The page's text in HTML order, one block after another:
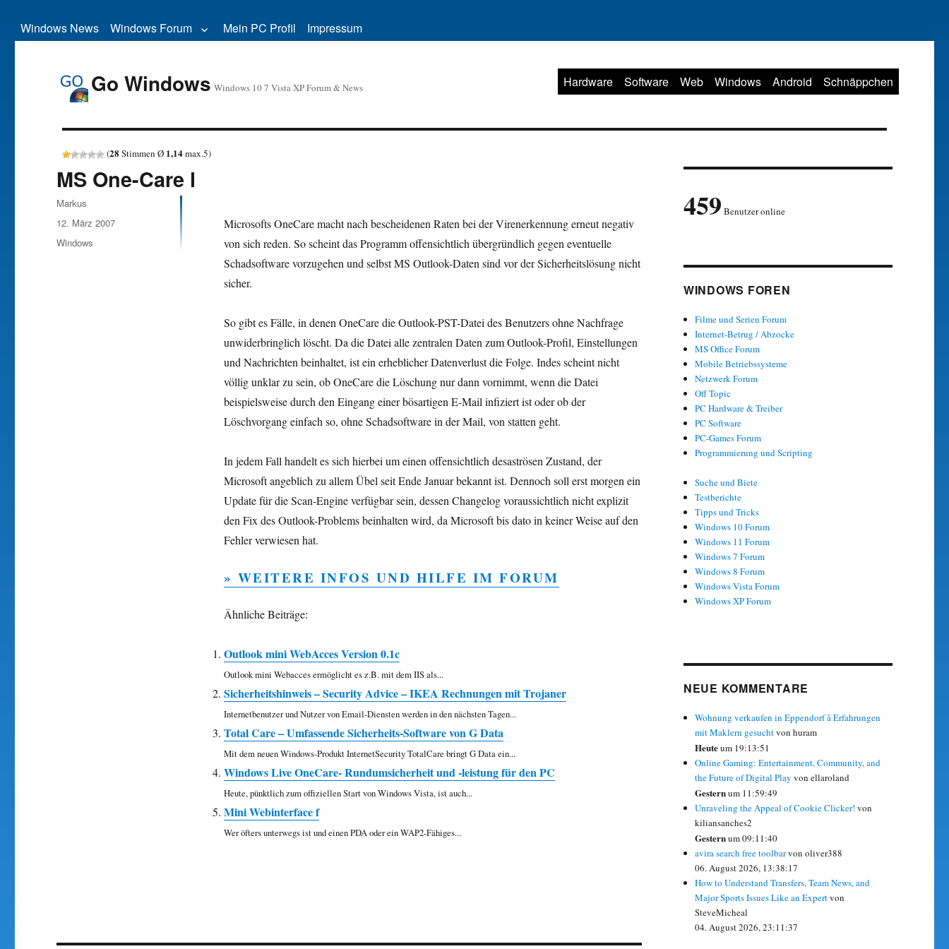
Windows News Windows Forum Mein PC Profil Impressum
Go Windows Windows 10 7 Vista XP Forum & News Hardware Software Web Windows Android Schnäppchen
(28 Stimmen Ø 1,14max.5)
MS One-Care l
Microsofts OneCare macht nach bescheidenen Raten bei der Virenerkennung erneut negativ
von sich reden. So scheint das Programm offensichtlich übergründlich gegen eventuelle
Schadsoftware vorzugehen und selbst MS Outlook-Daten sind vor der Sicherheitslösung nicht
sicher.
So gibt es Fälle, in denen OneCare die Outlook-PST-Datei des Benutzers ohne Nachfrage
unwiderbringlich löscht. Da die Datei alle zentralen Daten zum Outlook-Profil, Einstellungen
und Nachrichten beinhaltet, ist ein erheblicher Datenverlust die Folge. Indes scheint nicht
völlig unklar zu sein, ob OneCare die Löschung nur dann vornimmt, wenn die Datei
beispielsweise durch den Eingang einer bösartigen E-Mail infiziert ist oder ob der
Löschvorgang einfach so, ohne Schadsoftware in der Mail, von statten geht.
In jedem Fall handelt es sich hierbei um einen offensichtlich desaströsen Zustand, der
Microsoft angeblich zu allem Übel seit Ende Januar bekannt ist. Dennoch soll erst morgen ein
Update für die Scan-Engine verfügbar sein, dessen Changelog voraussichtlich nicht explizit
den Fix des Outlook-Problems beinhalten wird, da Microsoft bis dato in keiner Weise auf den
Fehler verwiesen hat.
» WEITERE INFOS UND HILFE IM FORUM
Ähnliche Beiträge:
Outlook mini WebAcces Version 0.1c
Outlook mini Webacces ermöglicht es z.B. mit dem IIS als...
Sicherheitshinweis – Security Advice – IKEA Rechnungen mit Trojaner
Internetbenutzer und Nutzer von Email-Diensten werden in den nächsten Tagen...
Total Care – Umfassende Sicherheits-Software von G Data
Mit dem neuen Windows-Produkt InternetSecurity TotalCare bringt G Data ein...
Windows Live OneCare- Rundumsicherheit und -leistung für den PC
Heute, pünktlich zum offiziellen Start von Windows Vista, ist auch...
Mini Webinterface f
Wer öfters unterwegs ist und einen PDA oder ein WAP2-Fähiges...
Autor
Markus
Veröffentlicht
am
12. März 2007
Kategorien
Windows
459 Benutzer online
WINDOWS FOREN
Filme und Serien Forum
Internet-Betrug / Abzocke
MS Office Forum
Mobile Betriebssysteme
Netzwerk Forum
Off Topic
PC Hardware & Treiber
PC Software
PC-Games Forum
Programmierung und Scripting
Suche und Biete
Testberichte
Tipps und Tricks
Windows 10 Forum
Windows 11 Forum
Windows 7 Forum
Windows 8 Forum
Windows Vista Forum
Windows XP Forum
NEUE KOMMENTARE
Wohnung verkaufen in Eppendorf â Erfahrungen
mit Maklern gesuchtvon huram
Heuteum 19:13:51
Online Gaming: Entertainment, Community, and
the Future of Digital Play von ellaroland
Gesternum 11:59:49
Unraveling the Appeal of Cookie Clicker! von
kiliansanches2
Gesternum 09:11:40
avira search free toolbarvon oliver388
06. August 2026, 13:38:17
How to Understand Transfers, Team News, and
Major Sports Issues Like an Expertvon
SteveMicheal
04. August 2026, 23:11:37